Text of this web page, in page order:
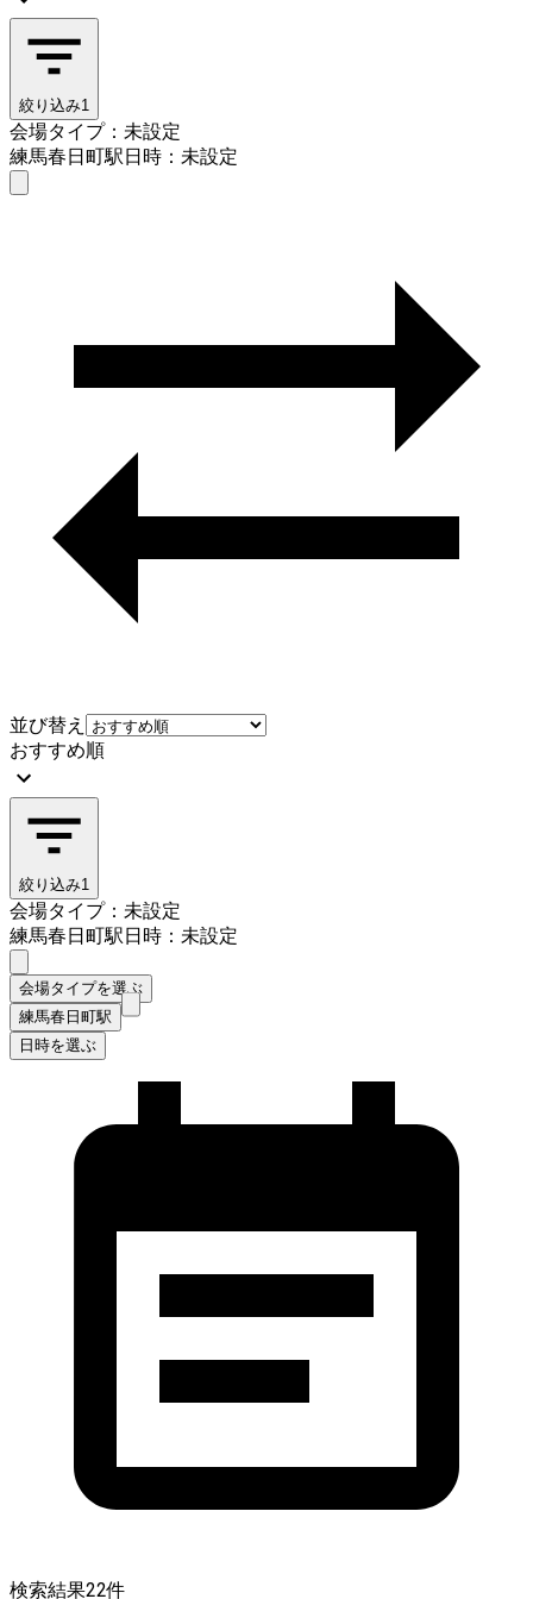
絞り込み1
会場タイプ：未設定
練馬春日町駅日時：未設定
並び替え
おすすめ順
絞り込み1
会場タイプ：未設定
練馬春日町駅日時：未設定
会場タイプを選ぶ
練馬春日町駅
日時を選ぶ
検索結果22件